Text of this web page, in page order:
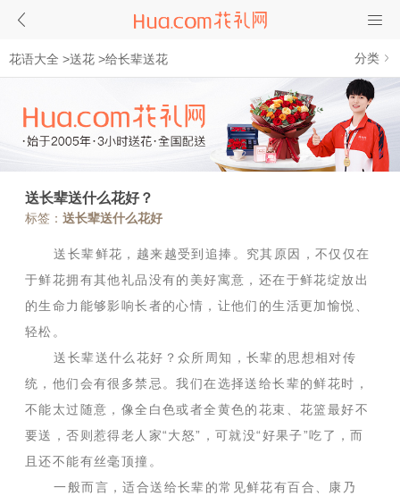
花语大全 >送花 >给长辈送花 分类
送长辈送什么花好？
标签： 送长辈送什么花好
送长辈鲜花，越来越受到追捧。究其原因，不仅仅在
于鲜花拥有其他礼品没有的美好寓意，还在于鲜花绽放出
的生命力能够影响长者的心情，让他们的生活更加愉悦、
轻松。
送长辈送什么花好？众所周知，长辈的思想相对传
统，他们会有很多禁忌。我们在选择送给长辈的鲜花时，
不能太过随意，像全白色或者全黄色的花束、花篮最好不
要送，否则惹得老人家“大怒”，可就没“好果子”吃了，而
且还不能有丝毫顶撞。
一般而言，适合送给长辈的常见鲜花有百合、康乃